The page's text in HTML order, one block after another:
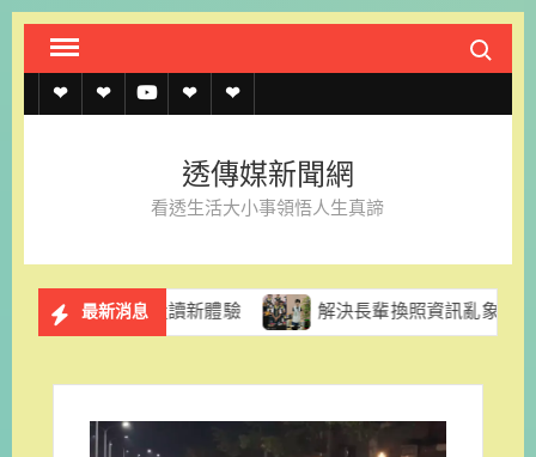
Skip
content
Search
透
約
透
上
記
單
透 聯
我
官
LINE
透傳媒新聞網
看透生活大小事領悟人生真諦
最新消息
讀新體驗 解決長輩換照資訊亂象 台南市市議員陳怡珍